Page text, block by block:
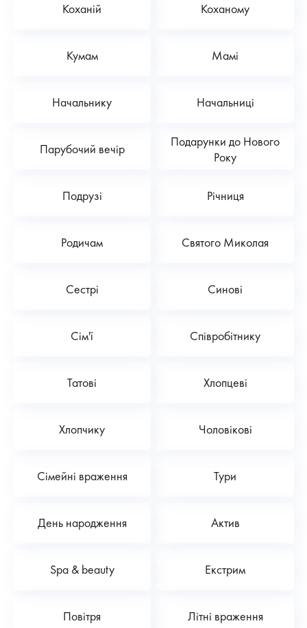
Коханій Коханому
Кумам Мамі
Начальнику Начальниці
Парубочий вечір
Подарунки до Нового
Року
Подрузі Річниця
Родичам Святого Миколая
Сестрі Синові
Сім'ї Співробітнику
Татові Хлопцеві
Хлопчику Чоловікові
Сімейні враження Тури
День народження Актив
Spa & beauty Екстрим
Повітря Літні враження